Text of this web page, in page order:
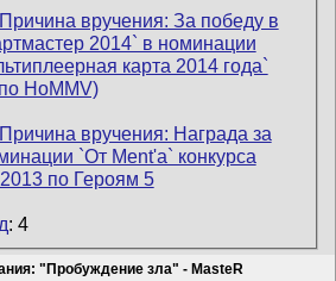
: 4
"Пробуждение зла" - MasteR